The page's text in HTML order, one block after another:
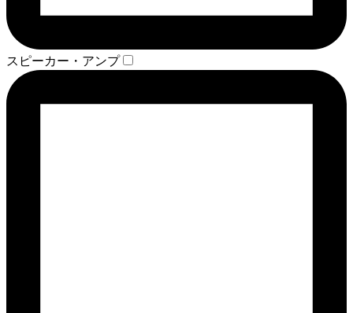
スピーカー・アンプ